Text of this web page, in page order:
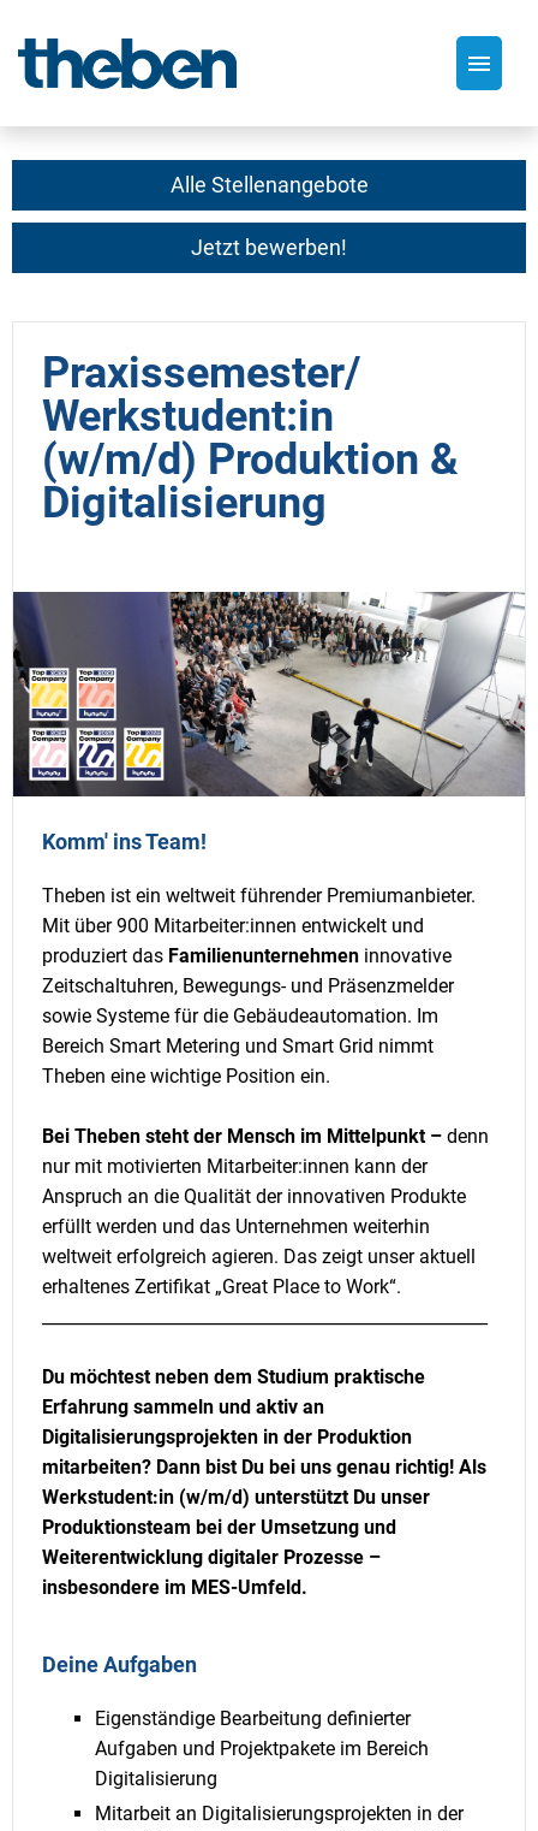
Alle Stellenangebote
Jetzt bewerben!
Praxissemester/
Werkstudent:in
(w/m/d) Produktion &
Digitalisierung
Komm' ins Team!
Theben ist ein weltweit führender Premiumanbieter.
Mit über 900 Mitarbeiter:innen entwickelt und
produziert das Familienunternehmen innovative
Zeitschaltuhren, Bewegungs- und Präsenzmelder
sowie Systeme für die Gebäudeautomation. Im
Bereich Smart Metering und Smart Grid nimmt
Theben eine wichtige Position ein.
Bei Theben steht der Mensch im Mittelpunkt – denn
nur mit motivierten Mitarbeiter:innen kann der
Anspruch an die Qualität der innovativen Produkte
erfüllt werden und das Unternehmen weiterhin
weltweit erfolgreich agieren. Das zeigt unser aktuell
erhaltenes Zertifikat „Great Place to Work“.
Du möchtest neben dem Studium praktische
Erfahrung sammeln und aktiv an
Digitalisierungsprojekten in der Produktion
mitarbeiten? Dann bist Du bei uns genau richtig! Als
Werkstudent:in (w/m/d) unterstützt Du unser
Produktionsteam bei der Umsetzung und
Weiterentwicklung digitaler Prozesse –
insbesondere im MES-Umfeld.
Deine Aufgaben
Eigenständige Bearbeitung definierter
Aufgaben und Projektpakete im Bereich
Digitalisierung
Mitarbeit an Digitalisierungsprojekten in der